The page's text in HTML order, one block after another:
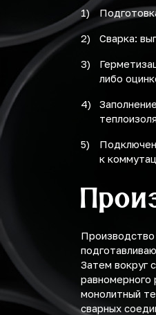
Сварка:
либо
к
Затем вокруг
равномерного
монолитный
сварных